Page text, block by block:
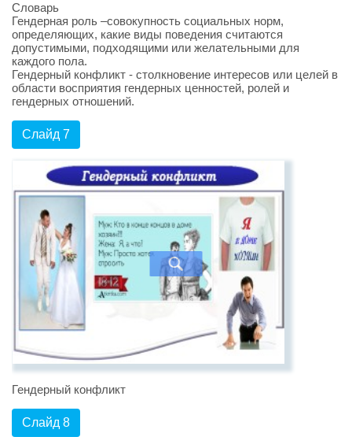
Словарь
Гендерная роль –совокупность социальных норм,
определяющих, какие виды поведения считаются
допустимыми, подходящими или желательными для
каждого пола.
Гендерный конфликт - столкновение интересов или целей в
области восприятия гендерных ценностей, ролей и
гендерных отношений.
Слайд 7
Гендерный конфликт
Слайд 8